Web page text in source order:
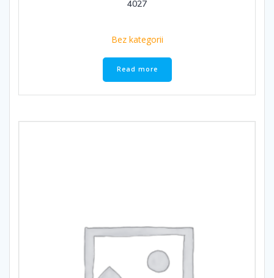
4027
Bez kategorii
Read more